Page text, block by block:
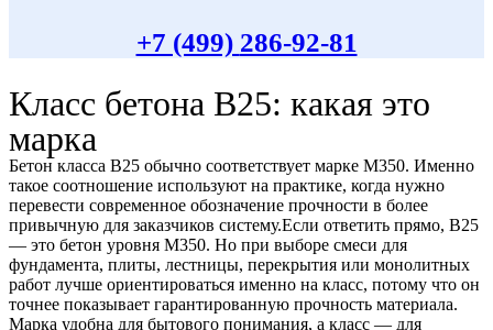
+7 (499) 286-92-81
Класс бетона В25: какая это
марка
Бетон класса В25 обычно соответствует марке М350. Именно
такое соотношение используют на практике, когда нужно
перевести современное обозначение прочности в более
привычную для заказчиков систему.Если ответить прямо, В25
— это бетон уровня М350. Но при выборе смеси для
фундамента, плиты, лестницы, перекрытия или монолитных
работ лучше ориентироваться именно на класс, потому что он
точнее показывает гарантированную прочность материала.
Марка удобна для бытового понимания, а класс — для